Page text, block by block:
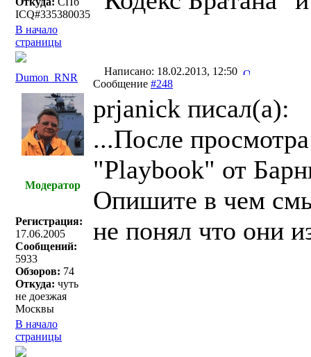
ICQ#335380035
В начало
страницы
Dumon_RNR
Написано: 18.02.2013, 12:50
Сообщение #248
Модератор
Регистрация:
17.06.2005
Сообщений:
5933
Обзоров: 74
Откуда: чуть
не доезжая
Москвы
prjanick писал(a):
...После
"Playbook" от
Опишите в чем
не понял что они
В начало
страницы